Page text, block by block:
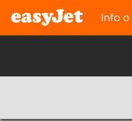
Info o